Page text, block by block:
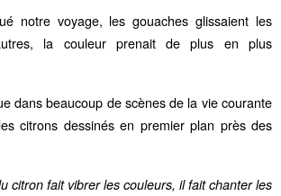
notre voyage, les gouaches glissaient les
la couleur prenait de plus en plus
dans beaucoup de scènes de la vie courante
citrons dessinés en premier plan près des
citron fait vibrer les couleurs, il fait chanter les